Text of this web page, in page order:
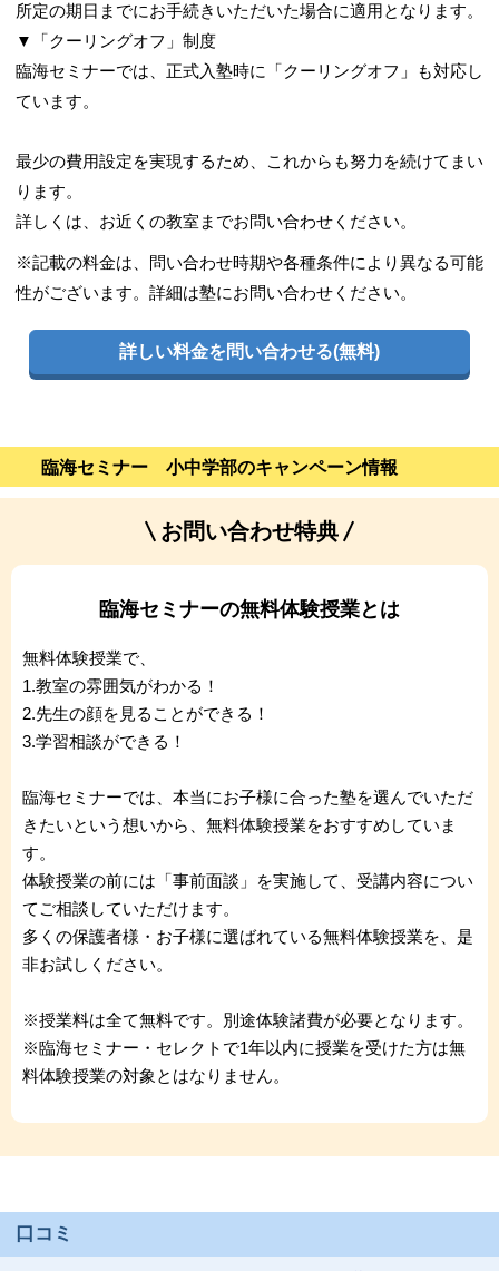
所定の期日までにお手続きいただいた場合に適用となります。
▼「クーリングオフ」制度
臨海セミナーでは、正式入塾時に「クーリングオフ」も対応し
ています。
最少の費用設定を実現するため、これからも努力を続けてまい
ります。
詳しくは、お近くの教室までお問い合わせください。
※記載の料金は、問い合わせ時期や各種条件により異なる可能
性がございます。詳細は塾にお問い合わせください。
詳しい料金を問い合わせる(無料)
臨海セミナー 小中学部のキャンペーン情報
お問い合わせ特典
臨海セミナーの無料体験授業とは
無料体験授業で、
1.教室の雰囲気がわかる！
2.先生の顔を見ることができる！
3.学習相談ができる！
臨海セミナーでは、本当にお子様に合った塾を選んでいただ
きたいという想いから、無料体験授業をおすすめしていま
す。
体験授業の前には「事前面談」を実施して、受講内容につい
てご相談していただけます。
多くの保護者様・お子様に選ばれている無料体験授業を、是
非お試しください。
※授業料は全て無料です。別途体験諸費が必要となります。
※臨海セミナー・セレクトで1年以内に授業を受けた方は無
料体験授業の対象とはなりません。
口コミ